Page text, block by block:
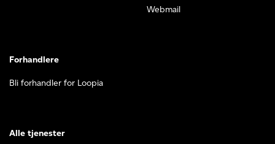
Webmail
Forhandlere
Bli forhandler for Loopia
Alle tjenester